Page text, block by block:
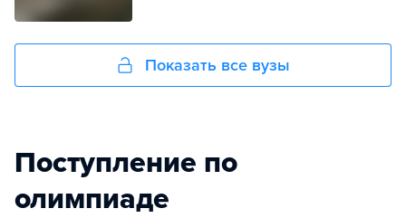
Показать все вузы
Поступление по
олимпиаде